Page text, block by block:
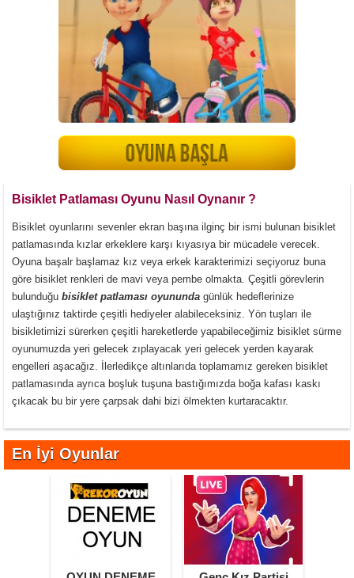
Bisiklet Patlaması Oyunu Nasıl Oynanır ?
Bisiklet oyunlarını sevenler ekran başına ilginç bir ismi bulunan bisiklet
patlamasında kızlar erkeklere karşı kıyasıya bir mücadele verecek.
Oyuna başalr başlamaz kız veya erkek karakterimizi seçiyoruz buna
göre bisiklet renkleri de mavi veya pembe olmakta. Çeşitli görevlerin
bulunduğu bisiklet patlaması oyununda günlük hedeflerinize
ulaştığınız taktirde çeşitli hediyeler alabileceksiniz. Yön tuşları ile
bisikletimizi sürerken çeşitli hareketlerde yapabileceğimiz bisiklet sürme
oyunumuzda yeri gelecek zıplayacak yeri gelecek yerden kayarak
engelleri aşacağız. İlerledikçe altınlarıda toplamamız gereken bisiklet
patlamasında ayrıca boşluk tuşuna bastığımızda boğa kafası kaskı
çıkacak bu bir yere çarpsak dahi bizi ölmekten kurtaracaktır.
En İyi Oyunlar